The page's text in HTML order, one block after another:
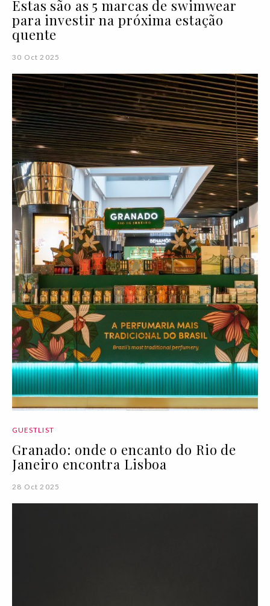
Estas são as 5 marcas de swimwear
para investir na próxima estação
quente
30 Oct 2025
GUESTLIST
Granado: onde o encanto do Rio de
Janeiro encontra Lisboa
28 Oct 2025